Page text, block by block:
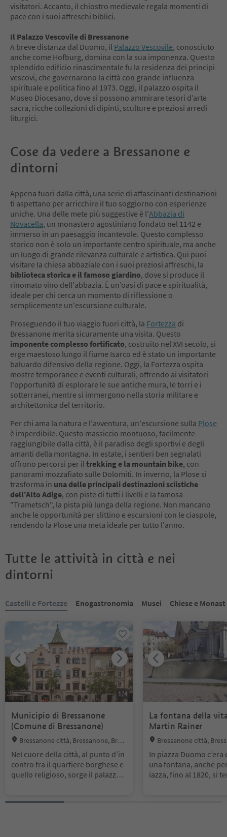
visitatori. Accanto, il chiostro medievale regala momenti di
pace con i suoi affreschi biblici.
Il Palazzo Vescovile di Bressanone
A breve distanza dal Duomo, il Palazzo Vescovile, conosciuto
anche come Hofburg, domina con la sua imponenza. Questo
splendido edificio rinascimentale fu la residenza dei principi
vescovi, che governarono la città con grande influenza
spirituale e politica fino al 1973. Oggi, il palazzo ospita il
Museo Diocesano, dove si possono ammirare tesori d’arte
sacra, ricche collezioni di dipinti, sculture e preziosi arredi
liturgici.
Cose da vedere a Bressanone e
dintorni
Appena fuori dalla città, una serie di affascinanti destinazioni
ti aspettano per arricchire il tuo soggiorno con esperienze
uniche. Una delle mete più suggestive è l'Abbazia di
Novacella, un monastero agostiniano fondato nel 1142 e
immerso in un paesaggio incantevole. Questo complesso
storico non è solo un importante centro spirituale, ma anche
un luogo di grande rilevanza culturale e artistica. Qui puoi
visitare la chiesa abbaziale con i suoi preziosi affreschi, la
biblioteca storica e il famoso giardino, dove si produce il
rinomato vino dell'abbazia. È un’oasi di pace e spiritualità,
ideale per chi cerca un momento di riflessione o
semplicemente un'escursione culturale.
Proseguendo il tuo viaggio fuori città, la Fortezza di
Bressanone merita sicuramente una visita. Questo
imponente complesso fortificato, costruito nel XVI secolo, si
erge maestoso lungo il fiume Isarco ed è stato un importante
baluardo difensivo della regione. Oggi, la Fortezza ospita
mostre temporanee e eventi culturali, offrendo ai visitatori
l'opportunità di esplorare le sue antiche mura, le torri e i
sotterranei, mentre si immergono nella storia militare e
architettonica del territorio.
Per chi ama la natura e l'avventura, un'escursione sulla Plose
è imperdibile. Questo massiccio montuoso, facilmente
raggiungibile dalla città, è il paradiso degli sportivi e degli
amanti della montagna. In estate, i sentieri ben segnalati
offrono percorsi per il trekking e la mountain bike, con
panorami mozzafiato sulle Dolomiti. In inverno, la Plose si
trasforma in una delle principali destinazioni sciistiche
dell'Alto Adige, con piste di tutti i livelli e la famosa
"Trametsch", la pista più lunga della regione. Non mancano
anche le opportunità per slittino e escursioni con le ciaspole,
rendendo la Plose una meta ideale per tutto l'anno.
Tutte le attività in città e nei
dintorni
Castelli e Fortezze Enogastronomia Musei Chiese e
1 /4
Municipio di Bressanone
(Comune di Bressanone)
Location:
Bressanone città, Bressanone, Bres
Nel cuore della città, al punto d’in
contro fra il quartiere borghese e
quello religioso, sorge il palazzo d
ortici Maggiori, l’animato centro c
La fontana della
Martin Rainer
Location:
Bressanone città,
In piazza Duomo c’era
una fontana, anche
iazza, fino al 1820, si